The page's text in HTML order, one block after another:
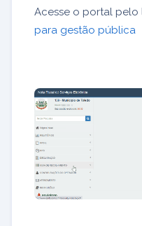
Acesse o portal pelo
para gestão pública